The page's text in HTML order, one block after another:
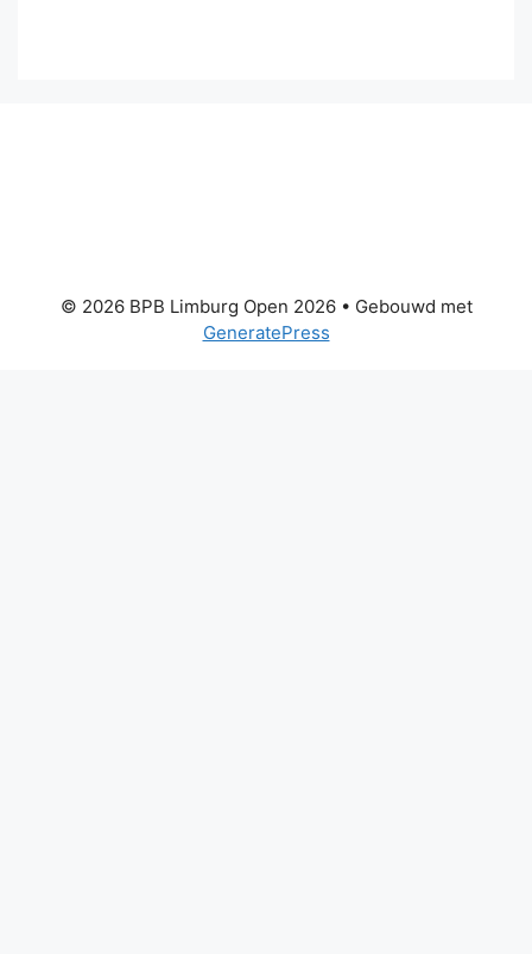
© 2026 BPB Limburg Open 2026• Gebouwd met
GeneratePress